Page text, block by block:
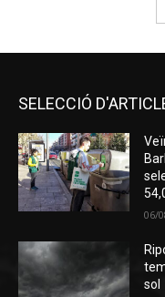
SELECCIÓ
06/
sol